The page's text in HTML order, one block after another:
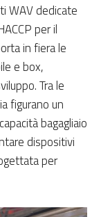
WAV dedicate
per il
in fiera le
e box,
Tra le
figurano un
bagagliaio
dispositivi
per